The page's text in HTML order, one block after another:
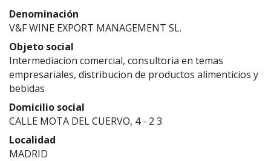
Denominación
V&F WINE EXPORT MANAGEMENT SL.
Objeto social
Intermediacion comercial, consultoria en temas
empresariales, distribucion de productos alimenticios y
bebidas
Domicilio social
CALLE MOTA DEL CUERVO, 4 - 2 3
Localidad
MADRID